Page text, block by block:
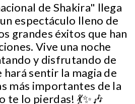
de Shakira" llega
espectáculo lleno de
grandes éxitos que han
Vive una noche
y disfrutando de
sentir la magia de
más importantes de la
te lo pierdas! 💃✨🎶